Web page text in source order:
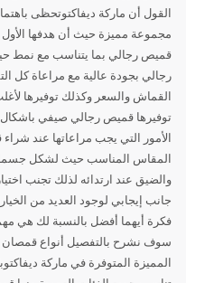
القول أن ماركة ديفاكتوتحظى
مجموعة مميزة حيث أن هدفها
قميص رجالي بما يتناسب مع نمط
رجالي بجودة عالية مع مراعاة كل
القماش والسعر وكذلك توفيرها
توفيرها قميص رجالي صيفي
الأمور التي يجب مراعاتها عند
المقاس المناسب حيث لشكل جسمك
والضيق عند ارتدائه لذلك تجنب
جانب إيجابي لوجود العديد من
فكرة أيهما أفضل بالنسبة لك هي
سوف نشرح بالتفصيل أنواع قمصان
المميزة المتوفرة في ماركة